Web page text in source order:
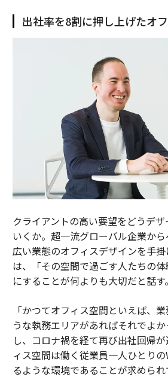
出社率を8割に押し上げたオ
クライアントの高い要望をどうデ
いくか。超一流グローバル企業か
広い業態のオフィスデザインを手
は、「その空間で過ごす人たちの
にすることが何よりも大切だと話す。
「かつてオフィス空間といえば、
うな執務エリアがあればそれでよ
し、コロナ禍を経て再び出社回帰
ィス空間は働く従業員一人ひとり
るような環境であることが求められ